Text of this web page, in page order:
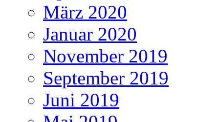
März 2020
Januar 2020
November 2019
September 2019
Juni 2019